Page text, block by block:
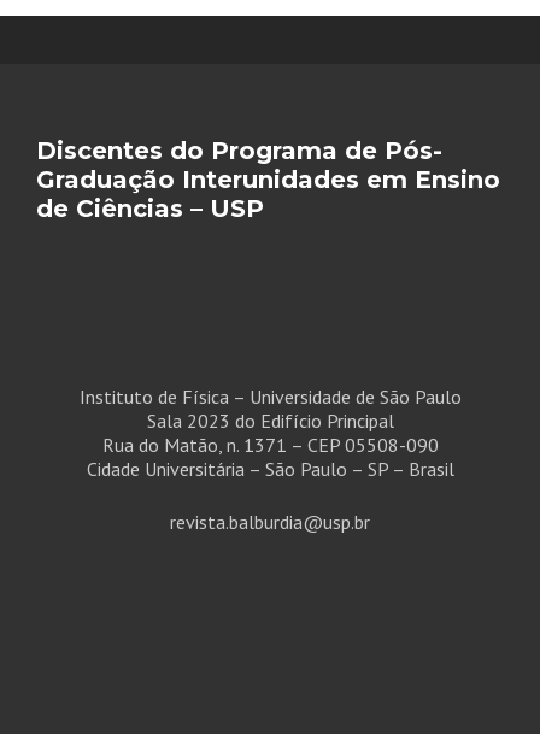
Discentes do Programa de Pós-
Graduação Interunidades em Ensino
de Ciências – USP
Instituto de Física – Universidade de São Paulo
Sala 2023 do Edifício Principal
Rua do Matão, n. 1371 – CEP 05508-090
Cidade Universitária – São Paulo – SP – Brasil
revista.balburdia@usp.br